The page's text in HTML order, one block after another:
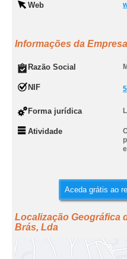
Web
Informações da Empresa
Razão Social
NIF
Forma jurídica
Atividade
Aceda grátis ao
Localização Geográfica
Brás, Lda